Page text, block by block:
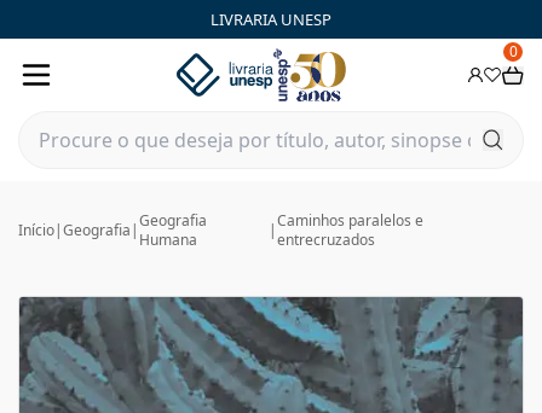
LIVRARIA UNESP
0
Início|Geografia |Geografia
Humana
|Caminhos paralelos e
entrecruzados